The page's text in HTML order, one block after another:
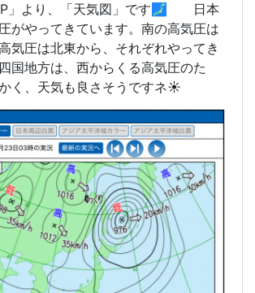
」より、「天気図」です🗾 日本
がやってきています。南の高気圧は
気圧は北東から、それぞれやってき
国地方は、西からくる高気圧のた
く、天気も良さそうですネ☀️